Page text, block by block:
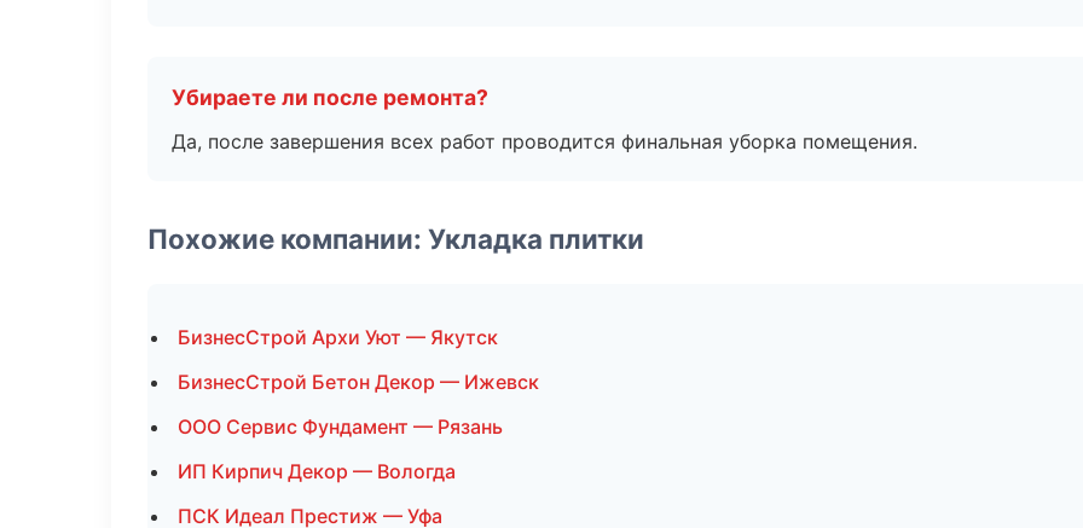
Убираете ли после ремонта?
Да, после завершения всех работ проводится финальная уборка помещения.
Похожие компании: Укладка плитки
БизнесСтрой Архи Уют — Якутск
БизнесСтрой Бетон Декор — Ижевск
ООО Сервис Фундамент — Рязань
ИП Кирпич Декор — Вологда
ПСК Идеал Престиж — Уфа